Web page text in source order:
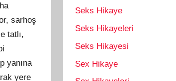
sarhoş
tatlı,
yanına
yere
Seks Hikaye
Seks Hikayeleri
Seks Hikayesi
Sex Hikaye